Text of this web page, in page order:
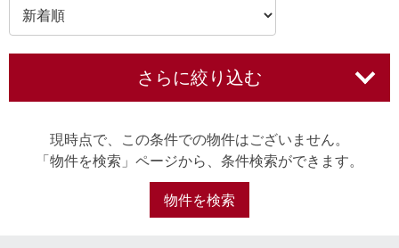
さらに絞り込む
現時点で、この条件での物件はございません。
「物件を検索」ページから、条件検索ができます。
物件を検索